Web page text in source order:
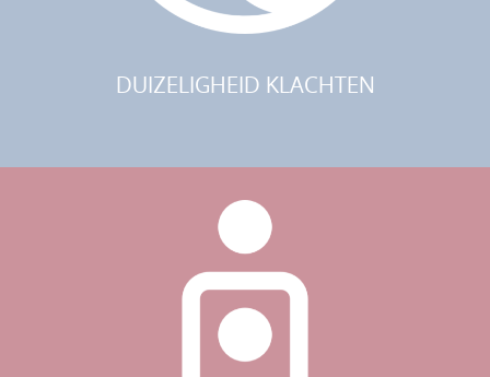
DUIZELIGHEID KLACHTEN